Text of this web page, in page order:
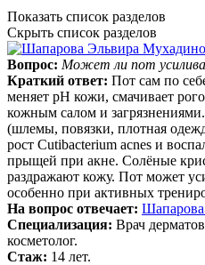
Показать список разделов
Скрыть список разделов
Вопрос: Может ли пот
Краткий ответ: Пот сам по
меняет pH кожи, смачивает
кожным салом и
(шлемы, повязки, плотная
рост Cutibacterium acnes и
прыщей при акне. Солёные
раздражают кожу. Пот может
особенно при активных
На вопрос отвечает:
Специализация: Врач
косметолог.
Стаж: 14 лет.